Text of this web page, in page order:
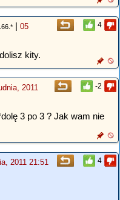
4
| 05
kity.
-2
2011
3 po 3 ? Jak wam nie
4
2011 21:51